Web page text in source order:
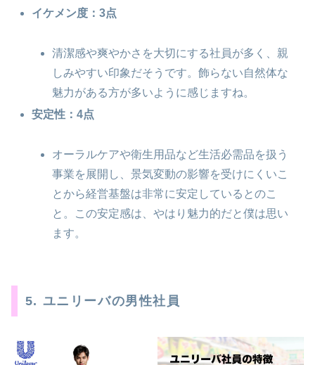
イケメン度：3点
清潔感や爽やかさを大切にする社員が多く、親
しみやすい印象だそうです。飾らない自然体な
魅力がある方が多いように感じますね。
安定性：4点
オーラルケアや衛生用品など生活必需品を扱う
事業を展開し、景気変動の影響を受けにくいこ
とから経営基盤は非常に安定しているとのこ
と。この安定感は、やはり魅力的だと僕は思い
ます。
5. ユニリーバの男性社員